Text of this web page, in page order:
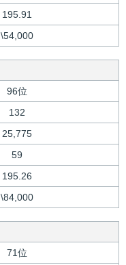
195.91
\54,000
96位
132
25,775
59
195.26
\84,000
71位